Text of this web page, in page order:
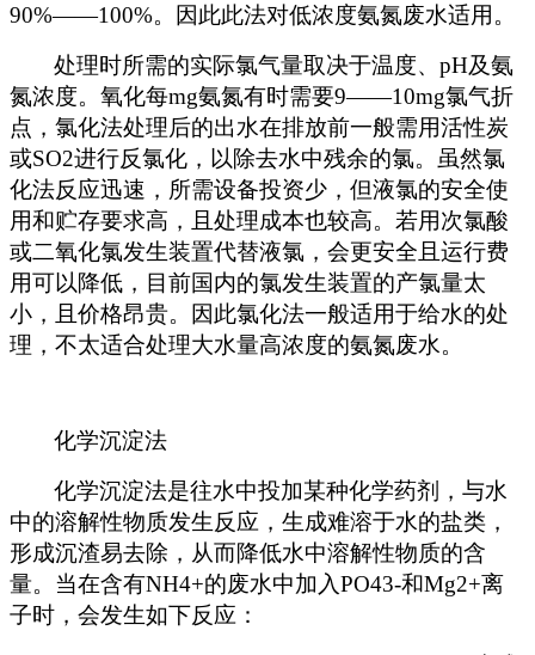
90%——100%。因此此法对低浓度氨氮废水适用。
处理时所需的实际氯气量取决于温度、pH及氨
氮浓度。氧化每mg氨氮有时需要9——10mg氯气折
点，氯化法处理后的出水在排放前一般需用活性炭
或SO2进行反氯化，以除去水中残余的氯。虽然氯
化法反应迅速，所需设备投资少，但液氯的安全使
用和贮存要求高，且处理成本也较高。若用次氯酸
或二氧化氯发生装置代替液氯，会更安全且运行费
用可以降低，目前国内的氯发生装置的产氯量太
小，且价格昂贵。因此氯化法一般适用于给水的处
理，不太适合处理大水量高浓度的氨氮废水。
化学沉淀法
化学沉淀法是往水中投加某种化学药剂，与水
中的溶解性物质发生反应，生成难溶于水的盐类，
形成沉渣易去除，从而降低水中溶解性物质的含
量。当在含有NH4+的废水中加入PO43-和Mg2+离
子时，会发生如下反应：